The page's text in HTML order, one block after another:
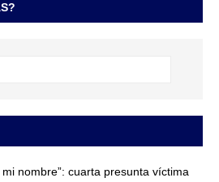
nombre”: cuarta presunta víctima